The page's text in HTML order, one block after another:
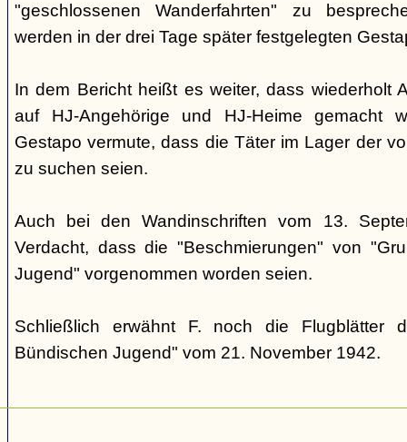
"geschlossenen Wanderfahrten" zu
werden in der drei Tage später festgelegten
In dem Bericht heißt es weiter, dass wiederholt
auf HJ-Angehörige und HJ-Heime gemacht
Gestapo vermute, dass die Täter im Lager der
zu suchen seien.
Auch bei den Wandinschriften vom 13.
Verdacht, dass die "Beschmierungen" von
Jugend" vorgenommen worden seien.
Schließlich erwähnt F. noch die Flugblätter
Bündischen Jugend" vom 21. November 1942.